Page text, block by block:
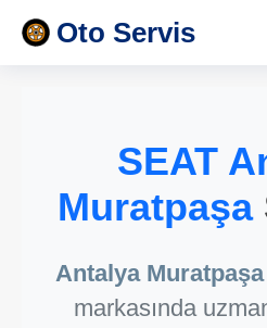
Oto Servis
SEAT
Muratpaşa
Antalya Muratpaşa
markasında